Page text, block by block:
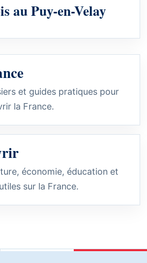
au Puy-en-Velay
et guides pratiques pour
la France.
économie, éducation et
sur la France.